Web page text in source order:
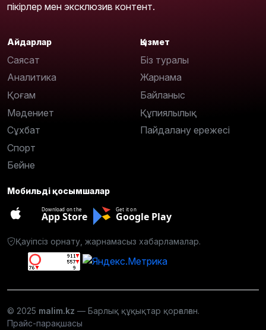
пікірлер мен эксклюзив контент.
Айдарлар
Саясат
Аналитика
Қоғам
Мәдениет
Сұхбат
Спорт
Бейне
Қызмет
Біз туралы
Жарнама
Байланыс
Құпиялылық
Пайдалану ережесі
Мобильді қосымшалар
Download on the
App Store
Get it on
Google Play
Қауіпсіз орнату, жарнамасыз хабарламалар.
© 2025 malim.kz — Барлық құқықтар қорғалған.
Прайс-парақшасы